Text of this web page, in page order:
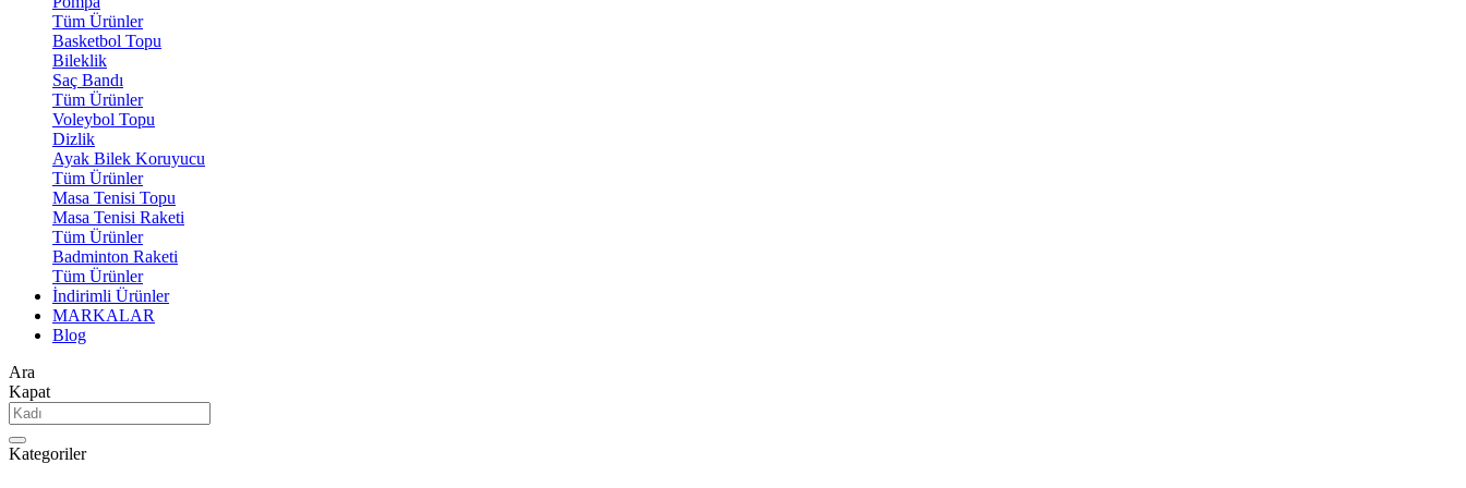
Tüm Ürünler
Basketbol Topu
Bileklik
Saç Bandı
Tüm Ürünler
Voleybol Topu
Dizlik
Ayak Bilek Koruyucu
Tüm Ürünler
Masa Tenisi Topu
Masa Tenisi Raketi
Tüm Ürünler
Badminton Raketi
Tüm Ürünler
İndirimli Ürünler
MARKALAR
Blog
Ara
Kapat
Kategoriler